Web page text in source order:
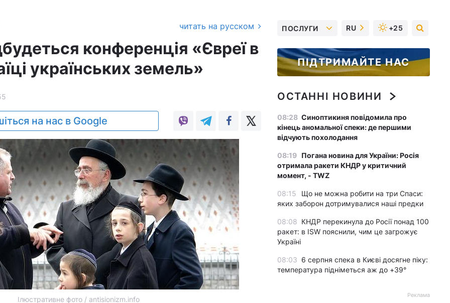
читать на русском
конференція «Євреї в
українських земель»
на нас в Google
Ілюстративне фото / antisionizm.info
ПОСЛУГИ RU +25
ПІДТРИМАЙТЕ НАС
ОСТАННІ НОВИНИ
08:28 Синоптикиня повідомила про
кінець аномальної спеки: де першими
відчують похолодання
08:19 Погана новина для України: Росія
отримала ракети КНДР у критичний
момент, - TWZ
08:15
Що не можна робити на три Спаси:
яких заборон дотримувалися наші предки
08:08 КНДР перекинула до Росії понад 100
ракет: в ISW пояснили, чим це загрожує
Україні
08:03 6 серпня спека в Києві досягне піку:
температура підніметься аж до +39°
Реклама